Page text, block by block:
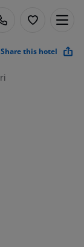
Share this hotel